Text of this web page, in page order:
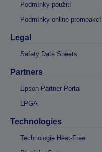
Podmínky použití
Podmínky online promoakcí
Legal
Safety Data Sheets
Partners
Epson Partner Portal
LPGA
Technologies
Technologie Heat-Free